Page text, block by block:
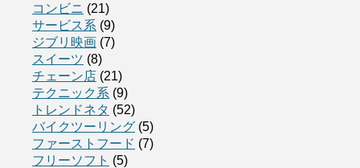
コンビニ (21)
サービス系 (9)
ジブリ映画 (7)
スイーツ (8)
チェーン店 (21)
テクニック系 (9)
トレンドネタ (52)
バイクツーリング (5)
ファーストフード (7)
フリーソフト (5)